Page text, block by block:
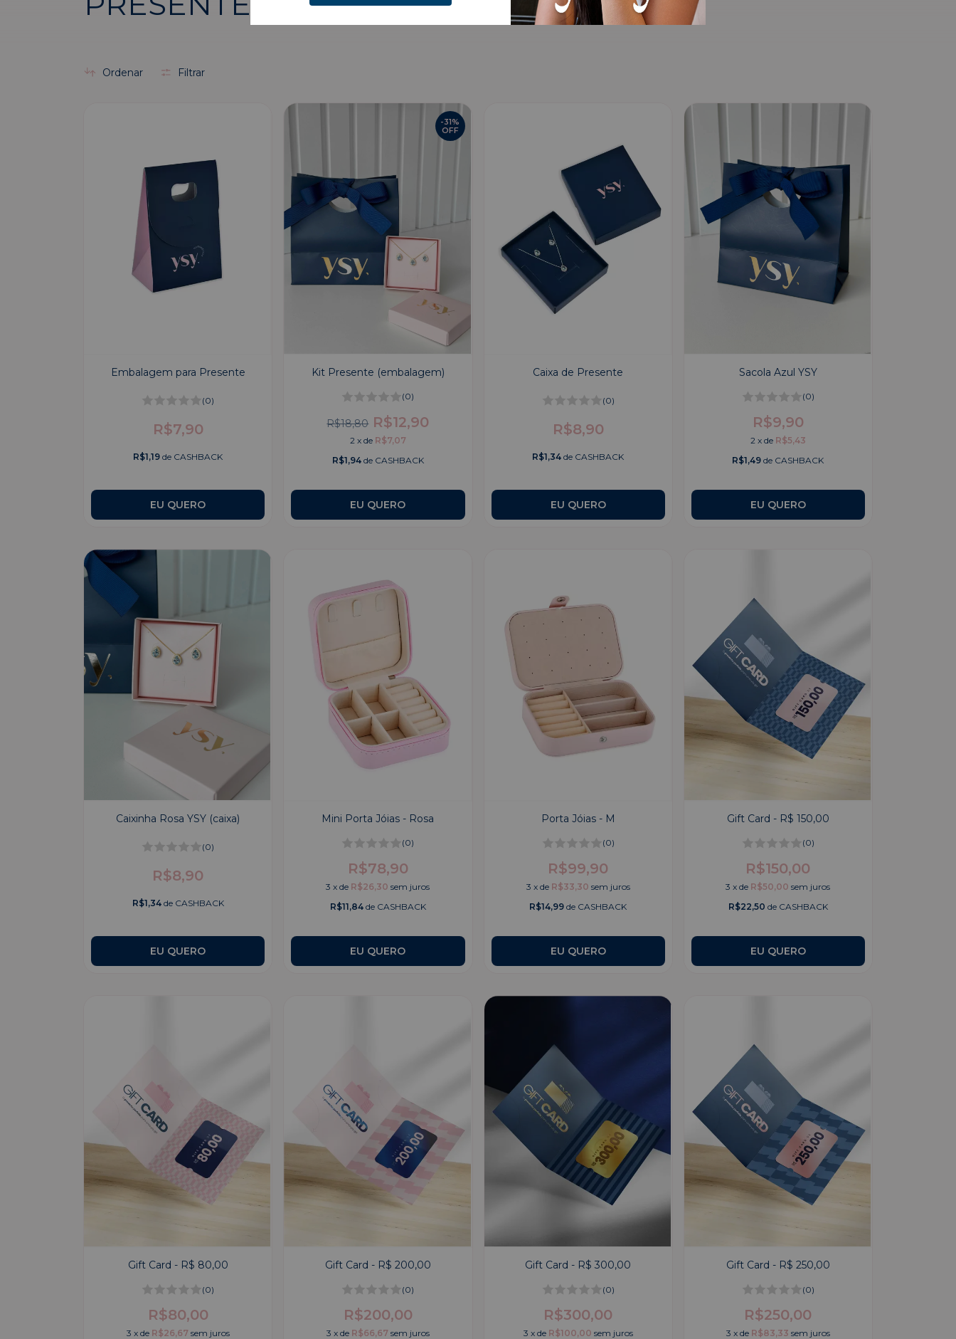
Ordenar Filtrar
Embalagem para Presente
(0)
R$7,90
R$1,19 de CASHBACK
Kit Presente (embalagem)
(0)
R$18,80R$12,90
-31%
OFF
2 x de R$7,07
R$1,94de CASHBACK
Caixa de Presente
(0)
R$8,90
R$1,34 de CASHBACK
Sacola Azul YSY
(0)
R$9,90
2 x de R$5,43
R$1,49 de CASHBACK
Caixinha Rosa YSY (caixa)
(0)
R$8,90
R$1,34de CASHBACK
Mini Porta Jóias - Rosa
(0)
R$78,90
3 xde R$26,30 sem juros
R$11,84de CASHBACK
Porta Jóias - M
(0)
R$99,90
3 x de R$33,30 sem juros
R$14,99 de CASHBACK
Gift Card - R$ 150,00
(0)
R$150,00
3 xde R$50,00 sem juros
R$22,50 de CASHBACK
Gift Card - R$ 80,00
(0)
R$80,00
3 x de R$26,67 sem juros
Gift Card - R$ 200,00
(0)
R$200,00
3 x de R$66,67 sem juros
Gift Card - R$ 300,00
(0)
R$300,00
3 x de R$100,00 sem juros
Gift Card - R$ 250,00
(0)
R$250,00
3 x de R$83,33 sem juros